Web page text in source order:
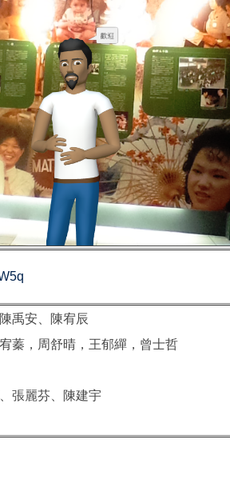
禹安、陳宥辰
宥蓁，周舒晴，王郁繟，曾士哲
張麗芬、陳建宇